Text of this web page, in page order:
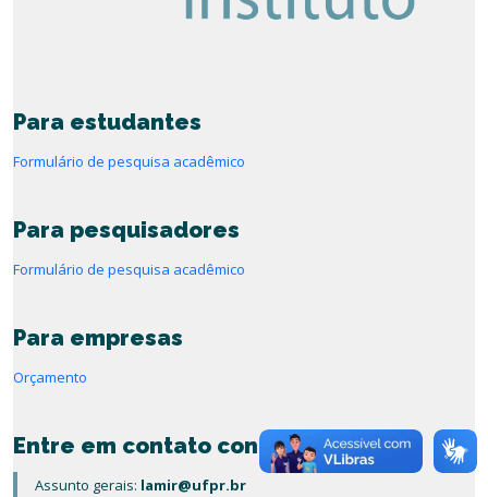
Para estudantes
Formulário de pesquisa acadêmico
Para pesquisadores
Formulário de pesquisa acadêmico
Para empresas
Orçamento
Entre em contato conosco
Assunto gerais: lamir@ufpr.br